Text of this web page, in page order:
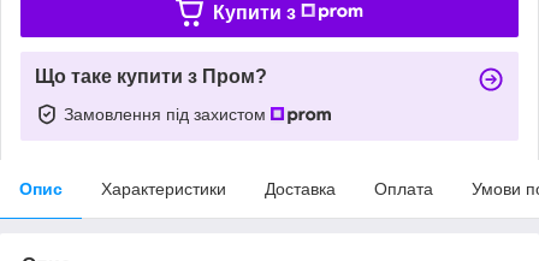
Купити з
Що таке купити з Пром?
Замовлення під захистом
Опис Характеристики Доставка Оплата Умови